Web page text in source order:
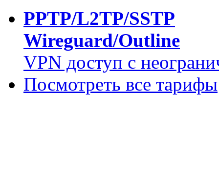
PPTP/L2TP/SSTP
Wireguard/Outline
VPN доступ с
Посмотреть все тарифы